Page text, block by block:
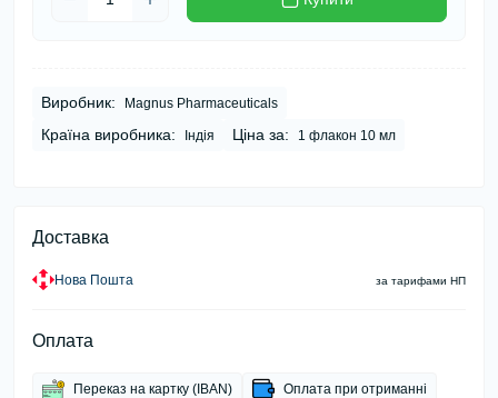
Виробник: Magnus Pharmaceuticals
Країна виробника: Індія Ціна за: 1 флакон 10 мл
Доставка
Нова Пошта за тарифами НП
Оплата
Переказ на картку (IBAN) Оплата при отриманні